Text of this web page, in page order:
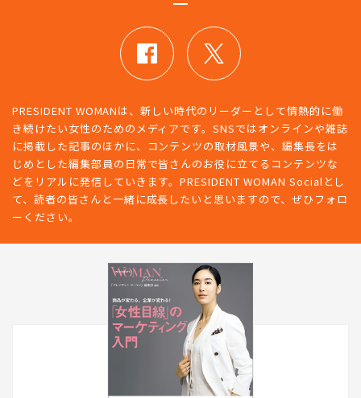
PRESIDENT WOMANは、新しい時代のリーダーとして情熱的に働
き続けたい女性のためのメディアです。SNSではオンラインや雑誌
に掲載した記事のほかに、コンテンツの取材風景や、編集長をは
じめとした編集部員の日常で皆さんのお役に立てるコンテンツな
どをリアルに発信していきます。PRESIDENT WOMAN Socialとし
て、読者の皆さんと一緒に成長したいと思いますので、ぜひフォロ
ーください。